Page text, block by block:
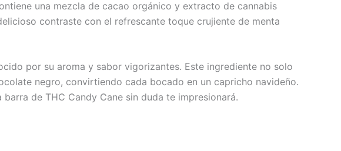
una mezcla de cacao orgánico y extracto de cannabis
contraste con el refrescante toque crujiente de menta
por su aroma y sabor vigorizantes. Este ingrediente no solo
negro, convirtiendo cada bocado en un capricho navideño.
de THC Candy Cane sin duda te impresionará.